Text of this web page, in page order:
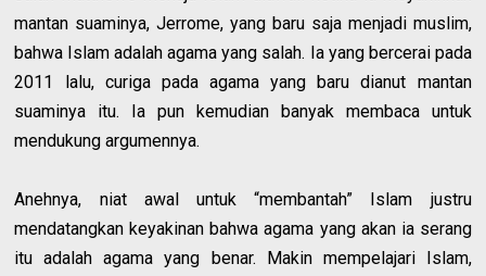
mantan suaminya, Jerrome, yang baru saja menjadi muslim,
bahwa Islam adalah agama yang salah. Ia yang bercerai pada
2011 lalu, curiga pada agama yang baru dianut mantan
suaminya itu. Ia pun kemudian banyak membaca untuk
mendukung argumennya.
Anehnya, niat awal untuk “membantah” Islam justru
mendatangkan keyakinan bahwa agama yang akan ia serang
itu adalah agama yang benar. Makin mempelajari Islam,